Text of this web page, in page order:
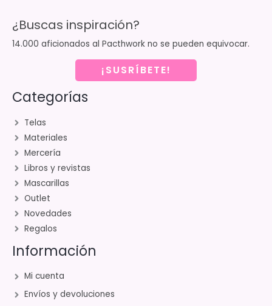
¿Buscas inspiración?
14.000 aficionados al Pacthwork no se pueden equivocar.
¡SUSRÍBETE!
Categorías
Telas
Materiales
Mercería
Libros y revistas
Mascarillas
Outlet
Novedades
Regalos
Información
Mi cuenta
Envíos y devoluciones